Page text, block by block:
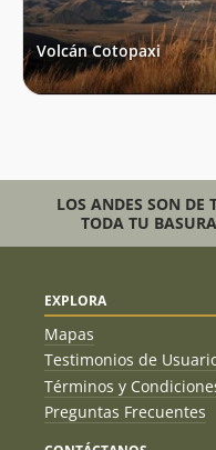
Volcán Cotopaxi
LOS ANDES SON DE
TODA TU
EXPLORA
Mapas
Testimonios de
Términos y
Preguntas Frecuentes